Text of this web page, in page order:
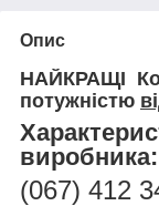
Опис
НАЙКРАЩІ
потужністю
виробника:
(067) 412